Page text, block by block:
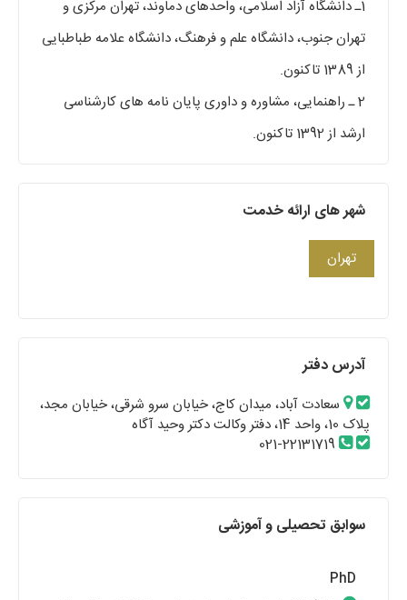
1ـ دانشگاه آزاد اسلامی، واحدهای دماوند، تهران مرکزی و
تهران جنوب، دانشگاه علم و فرهنگ، دانشگاه علامه طباطبایی
از 1389 تاکنون.
2 ـ راهنمایی، مشاوره و داوری پایان نامه های کارشناسی
ارشد از 1392 تاکنون.
شهر های ارائه خدمت
تهران
آدرس دفتر
سعادت آباد، میدان کاج، خیابان سرو شرقی، خیابان مجد،
پلاک 10، واحد 14، دفتر وکالت دکتر وحید آگاه
021-22131719
سوابق تحصیلی و آموزشی
PhD